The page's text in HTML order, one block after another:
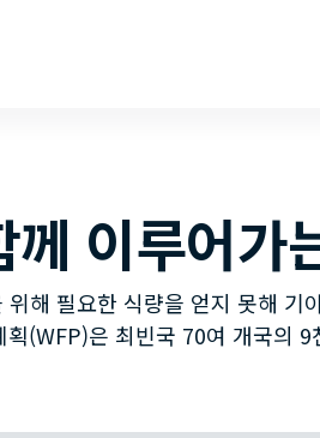
이루어가
해 필요한 식량을 얻지 못해 기
(WFP)은 최빈국 70여 개국의 9